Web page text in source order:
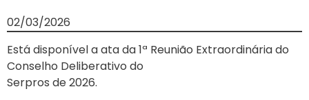
02/03/2026
Está disponível a ata da 1ª Reunião Extraordinária do
Conselho Deliberativo do
Serpros de 2026.